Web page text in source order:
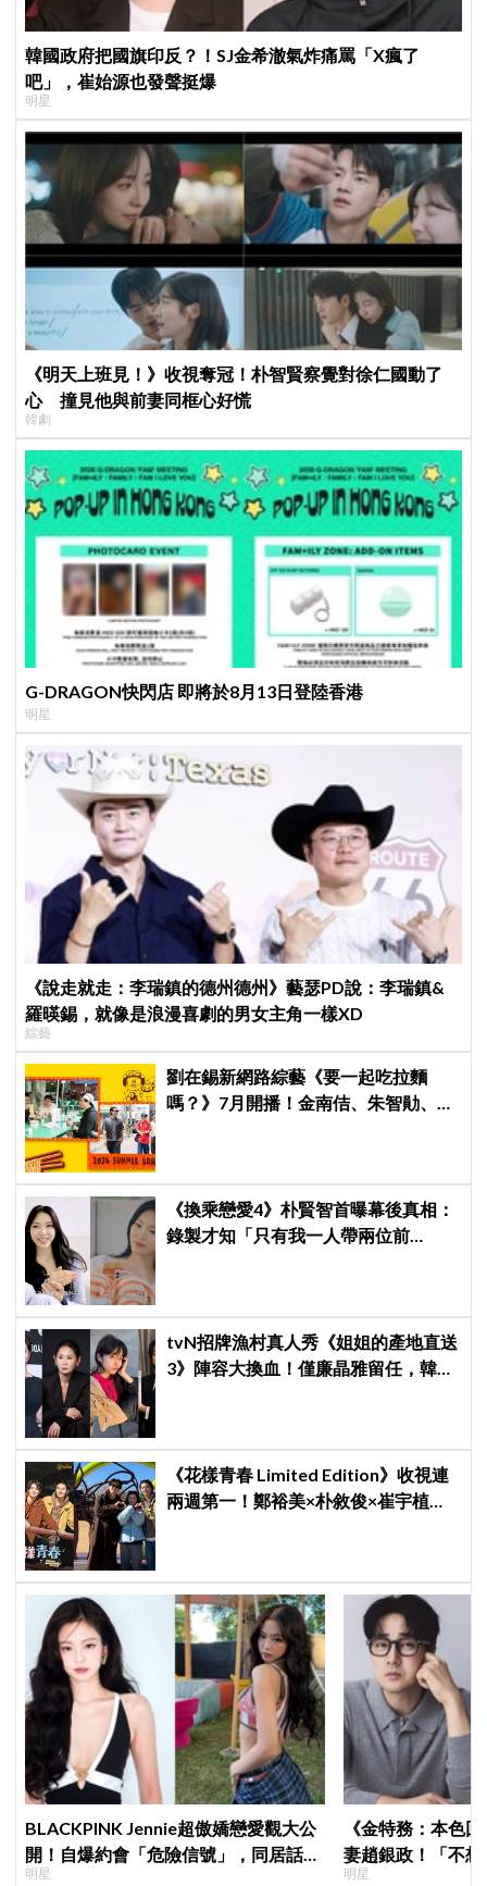
韓國政府把國旗印反？！SJ金希澈氣炸痛罵「X瘋了
吧」，崔始源也發聲挺爆
明星
《明天上班見！》收視奪冠！朴智賢察覺對徐仁國動了
心 撞見他與前妻同框心好慌
韓劇
G-DRAGON快閃店 即將於8月13日登陸香港
明星
《說走就走：李瑞鎮的德州德州》藝瑟PD說：李瑞鎮&
羅暎錫，就像是浪漫喜劇的男女主角一樣XD
綜藝
劉在錫新網路綜藝《要一起吃拉麵
嗎？》7月開播！金南佶、朱智勛、尹
《換乘戀愛4》朴賢智首曝幕後真相：
錄製才知「只有我一人帶兩位前
tvN招牌漁村真人秀《姐姐的產地直送
3》陣容大換血！僅廉晶雅留任，韓媒
《花樣青春 Limited Edition》收視連
兩週第一！鄭裕美×朴敘俊×崔宇植窮
BLACKPINK Jennie超傲嬌戀愛觀大公
開！自爆約會「危險信號」，同居話題
曖昧喊卡留懸念
明星
《金特務：本色
妻趙銀政！「不
一句話展現滿滿
明星